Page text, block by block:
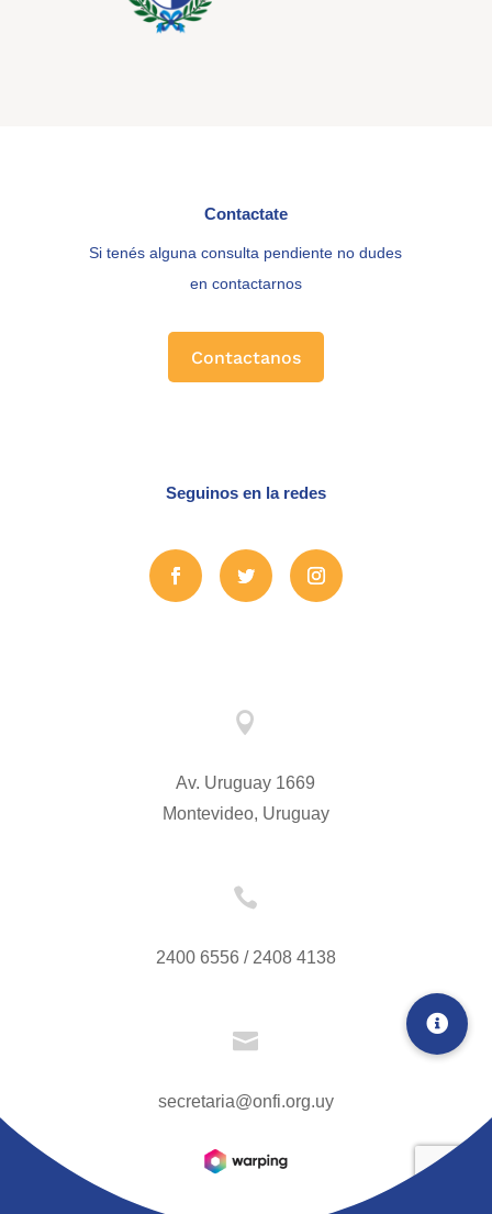
Contactate
Si tenés alguna consulta pendiente no dudes
en contactarnos
Contactanos
Seguinos en la redes

Av. Uruguay 1669
Montevideo, Uruguay

2400 6556 / 2408 4138

secretaria@onfi.org.uy